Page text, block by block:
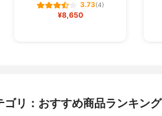
3.73(4)
¥8,650
ゴリ：おすすめ商品ランキング